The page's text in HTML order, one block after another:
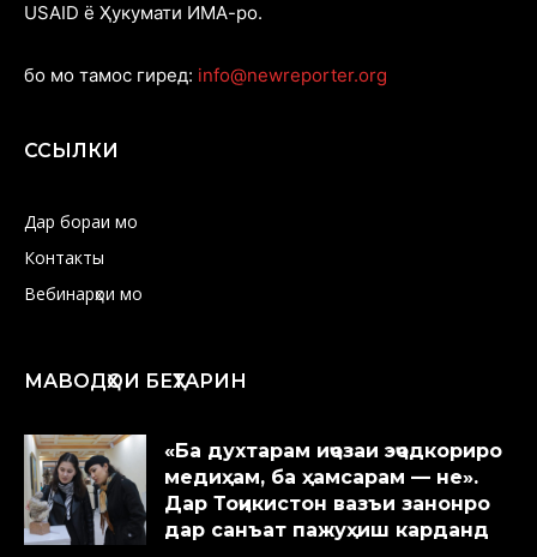
USAID ё Ҳукумати ИМА-ро.
бо мо тамос гиред: info@newreporter.org
ССЫЛКИ
Дар бораи мо
Контакты
Вебинарҳои мо
МАВОДҲОИ БЕҲТАРИН
«Ба духтарам иҷозаи эҷодкориро
медиҳам, ба ҳамсарам — не».
Дар Тоҷикистон вазъи занонро
дар санъат пажуҳиш карданд